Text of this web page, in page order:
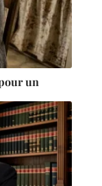
un